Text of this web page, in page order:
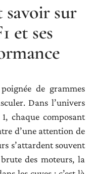
savoir sur
et ses
de grammes
Dans l’univers
chaque composant
d’une attention de
s’attardent souvent
des moteurs, la